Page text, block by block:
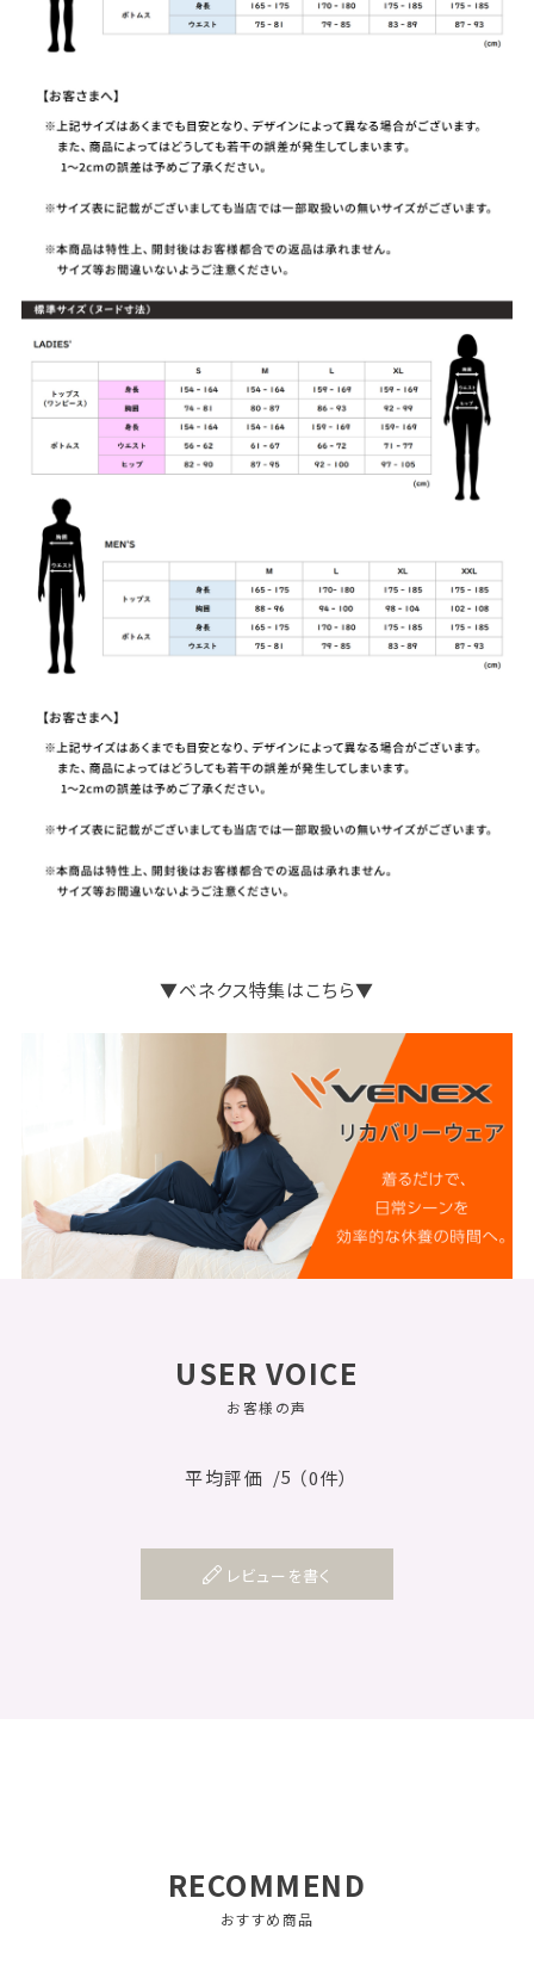
▼ベネクス特集はこちら▼
USER VOICE
お客様の声
平均評価 /5 （0件）
レビューを書く
RECOMMEND
おすすめ商品